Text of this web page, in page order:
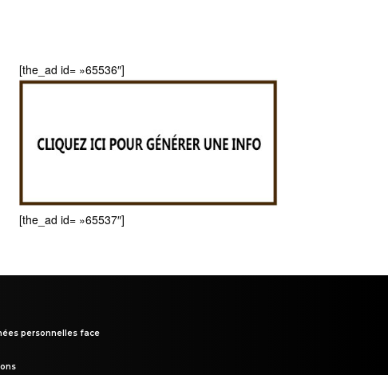
[the_ad id= »65536″]
[the_ad id= »65537″]
personnelles face